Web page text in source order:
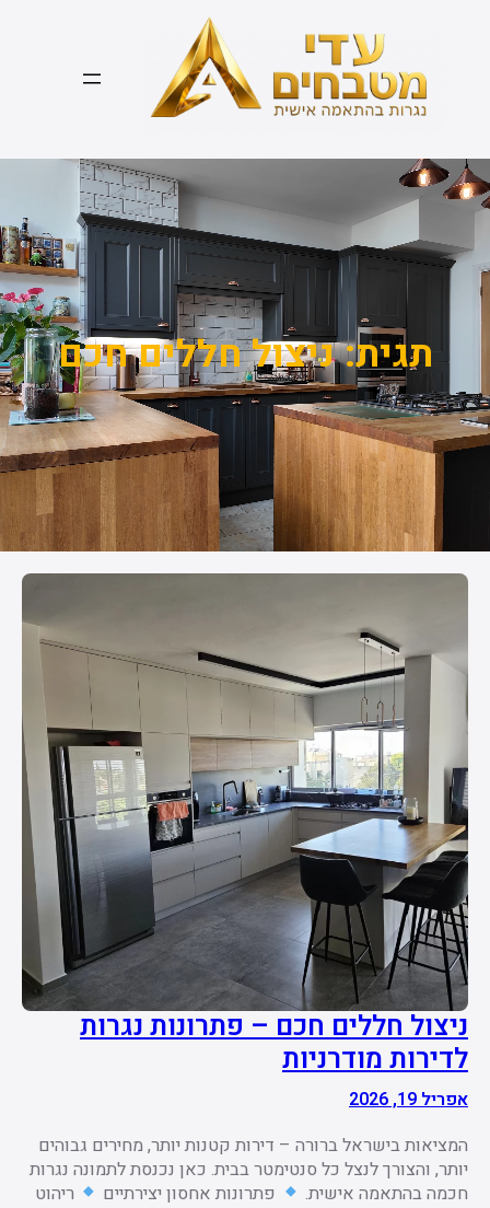
תגית:ניצול חללים חכם
ניצול חללים חכם – פתרונות נגרות
לדירות מודרניות
אפריל 19, 2026
המציאות בישראל ברורה – דירות קטנות יותר, מחירים גבוהים
יותר, והצורך לנצל כל סנטימטר בבית. כאן נכנסת לתמונה נגרות
חכמה בהתאמה אישית.
פתרונות אחסון יצירתיים
ריהוט